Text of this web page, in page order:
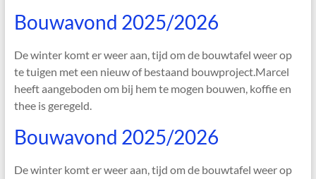
Bouwavond 2025/2026
De winter komt er weer aan, tijd om de bouwtafel weer op
te tuigen met een nieuw of bestaand bouwproject.Marcel
heeft aangeboden om bij hem te mogen bouwen, koffie en
thee is geregeld.
Bouwavond 2025/2026
De winter komt er weer aan, tijd om de bouwtafel weer op